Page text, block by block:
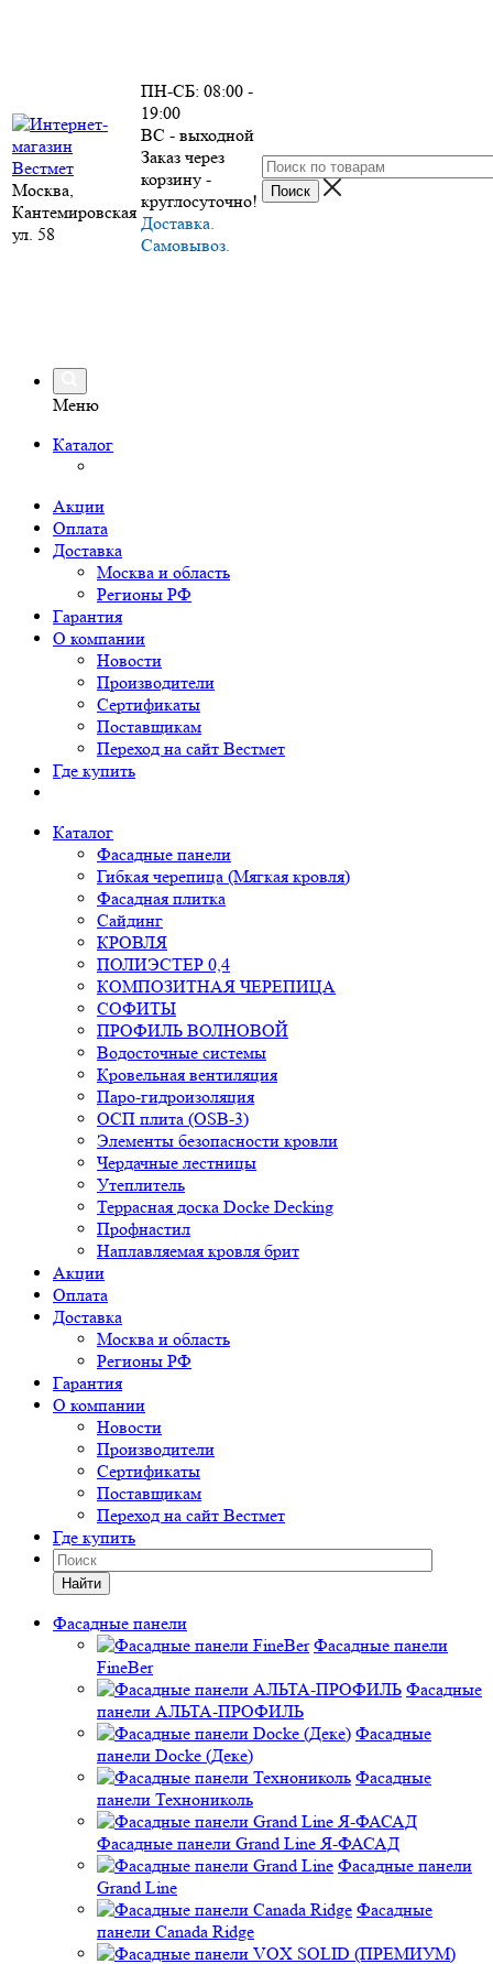
Москва,
Кантемировская
ул. 58
ПН-СБ: 08:00 -
19:00
ВС - выходной
Заказ через
корзину -
круглосуточно!
Доставка.
Самовывоз.
Меню
Каталог
Акции
Оплата
Доставка
Москва и область
Регионы РФ
Гарантия
О компании
Новости
Производители
Сертификаты
Поставщикам
Переход на сайт Вестмет
Где купить
Каталог
Фасадные панели
Гибкая черепица (Мягкая кровля)
Фасадная плитка
Сайдинг
КРОВЛЯ
ПОЛИЭСТЕР 0,4
КОМПОЗИТНАЯ ЧЕРЕПИЦА
СОФИТЫ
ПРОФИЛЬ ВОЛНОВОЙ
Водосточные системы
Кровельная вентиляция
Паро-гидроизоляция
ОСП плита (OSB-3)
Элементы безопасности кровли
Чердачные лестницы
Утеплитель
Террасная доска Docke Decking
Профнастил
Наплавляемая кровля брит
Акции
Оплата
Доставка
Москва и область
Регионы РФ
Гарантия
О компании
Новости
Производители
Сертификаты
Поставщикам
Переход на сайт Вестмет
Где купить
Найти
Фасадные панели
Фасадные панели
FineBer
Фасадные
панели АЛЬТА-ПРОФИЛЬ
Фасадные
панели Docke (Деке)
Фасадные
панели Технониколь
Фасадные панели Grand Line Я-ФАСАД
Фасадные панели
Grand Line
Фасадные
панели Canada Ridge